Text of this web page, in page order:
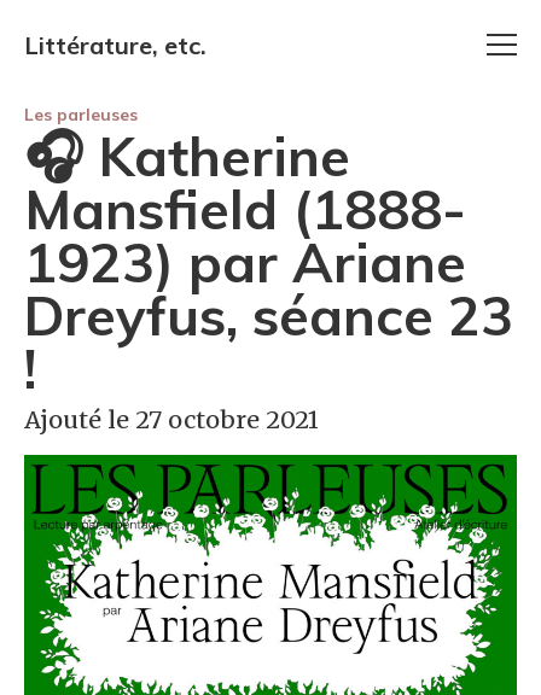
Littérature, etc.
Les parleuses
🎧 Katherine
Mansfield (1888-
1923) par Ariane
Dreyfus, séance 23
!
Ajouté le 27 octobre 2021